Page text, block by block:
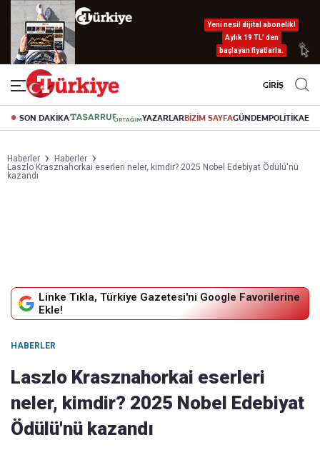
Yeni nesil dijital abonelik!
Aylık 19 TL’ den
başlayan fiyatlarla.
GİRİŞ
SON DAKİKA YAZARLARBİZİM SAYFAGÜNDEMPOLİTİKA
Haberler
Haberler
Laszlo Krasznahorkai eserleri neler, kimdir? 2025 Nobel Edebiyat Ödülü'nü
kazandı
Linke Tıkla, Türkiye Gazetesi'ni Google Favorilerine
Ekle!
HABERLER
Laszlo Krasznahorkai eserleri
neler, kimdir? 2025 Nobel Edebiyat
Ödülü'nü kazandı